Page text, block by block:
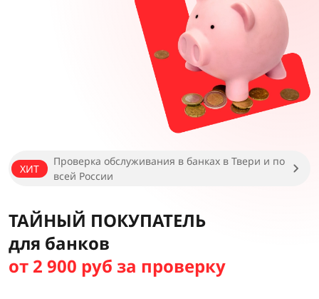
ХИТ
Проверка обслуживания в банках в Твери и по
всей России
ТАЙНЫЙ ПОКУПАТЕЛЬ
для банков
от 2 900 руб за проверку